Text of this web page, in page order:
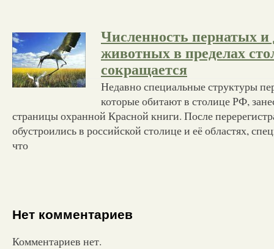
Численность пернатых и
животных в пределах
сокращается
Недавно специальные структуры
которые обитают в столице РФ,
страницы охранной Красной книги. После
обустроились в российской столице и её областях,
что
Нет комментариев
Комментариев нет.